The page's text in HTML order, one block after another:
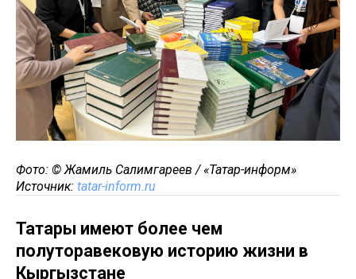
Фото: © Жамиль Салимгареев / «Татар-информ»
Источник: tatar-inform.ru
Татары имеют более чем
полуторавековую историю жизни в
Кыргызстане